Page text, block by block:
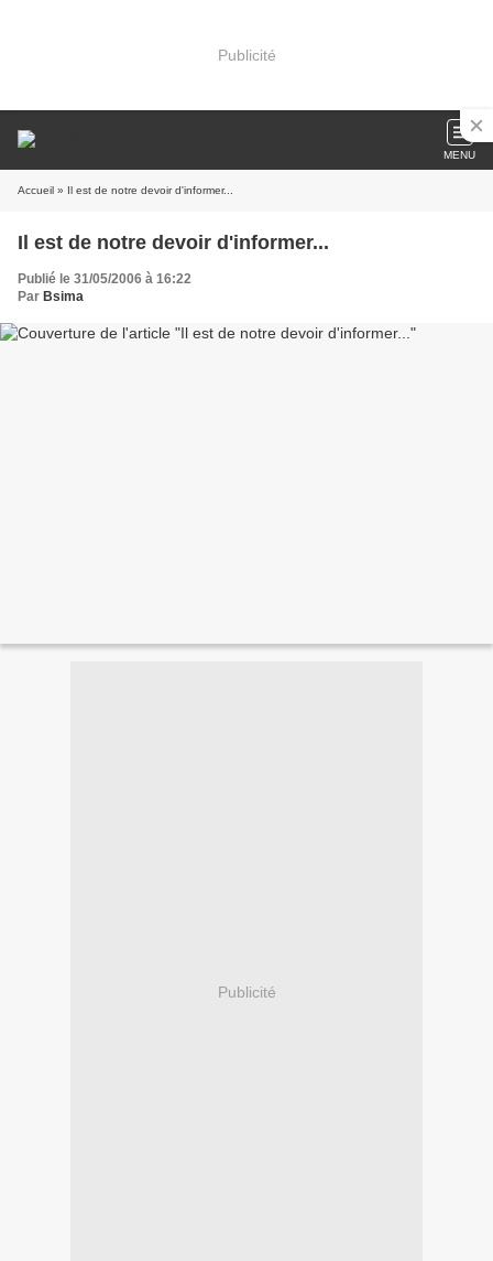
Publicité
MENU
Accueil » Il est de notre devoir d'informer...
Il est de notre devoir d'informer...
Publié le 31/05/2006 à 16:22
Par Bsima
Publicité